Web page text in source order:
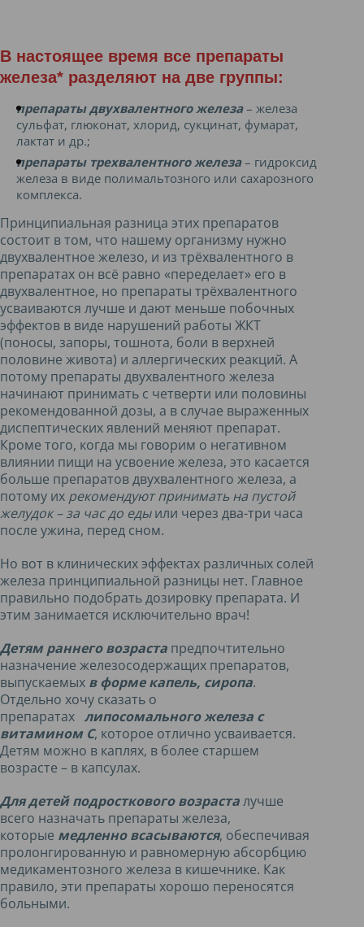
В настоящее время все препараты
железа* разделяют на две группы:
препараты двухвалентного железа– железа
сульфат, глюконат, хлорид, сукцинат, фумарат,
лактат и др.;
препараты трехвалентного железа– гидроксид
железа в виде полимальтозного или сахарозного
комплекса.
Принципиальная разница этих препаратов
состоит в том, что нашему организму нужно
двухвалентное железо, и из трёхвалентного в
препаратах он всё равно «переделает» его в
двухвалентное, но препараты трёхвалентного
усваиваются лучше и дают меньше побочных
эффектов в виде нарушений работы ЖКТ
(поносы, запоры, тошнота, боли в верхней
половине живота) и аллергических реакций. А
потому препараты двухвалентного железа
начинают принимать с четверти или половины
рекомендованной дозы, а в случае выраженных
диспептических явлений меняют препарат.
Кроме того, когда мы говорим о негативном
влиянии пищи на усвоение железа, это касается
больше препаратов двухвалентного железа, а
потому их рекомендуют принимать на пустой
желудок – за час до едыили через два-три часа
после ужина, перед сном.
Но вот в клинических эффектах различных солей
железа принципиальной разницы нет. Главное
правильно подобрать дозировку препарата. И
этим занимается исключительно врач!
Детям раннего возраста предпочтительно
назначение железосодержащих препаратов,
выпускаемых в форме капель, сиропа.
Отдельно хочу сказать о
препаратах липосомального железа с
витамином С, которое отлично усваивается.
Детям можно в каплях, в более старшем
возрасте – в капсулах.
Для детей подросткового возрасталучше
всего назначать препараты железа,
которые медленно всасываются, обеспечивая
пролонгированную и равномерную абсорбцию
медикаментозного железа в кишечнике. Как
правило, эти препараты хорошо переносятся
больными.